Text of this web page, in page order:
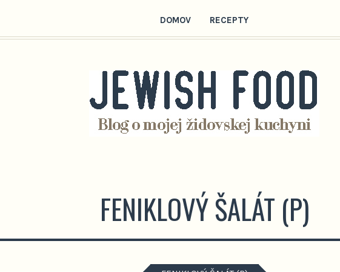
DOMOV RECEPTY
FENIKLOVÝ ŠALÁT (P)